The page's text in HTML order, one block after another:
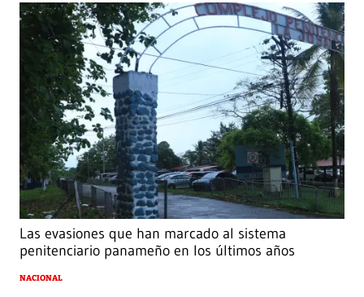
Las evasiones que han marcado al sistema
penitenciario panameño en los últimos años
NACIONAL